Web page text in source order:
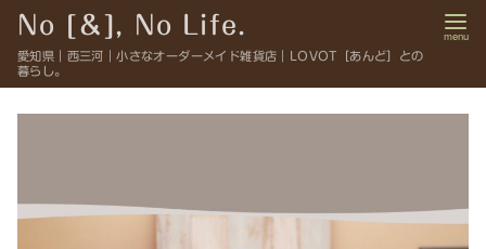
No [＆], No Life.
愛知県｜西三河｜小さなオーダーメイド雑貨店｜LOVOT［あんど］との
暮らし。